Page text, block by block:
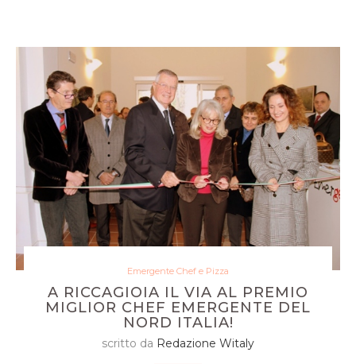
Emergente Chef e Pizza
A RICCAGIOIA IL VIA AL PREMIO
MIGLIOR CHEF EMERGENTE DEL
NORD ITALIA!
scritto da Redazione Witaly